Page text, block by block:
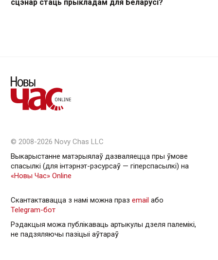
сцэнар стаць прыкладам для Беларусі?
© 2008-2026 Novy Chas LLC
Выкарыстанне матэрыялаў дазваляецца пры ўмове
спасылкі (для інтэрнэт-рэсурсаў — гiперспасылкi) на
«Новы Час» Online
Скантактавацца з намі можна праз email або
Telegram-бот
Рэдакцыя можа публікаваць артыкулы дзеля палемікі,
не падзяляючы пазіцыі аўтараў